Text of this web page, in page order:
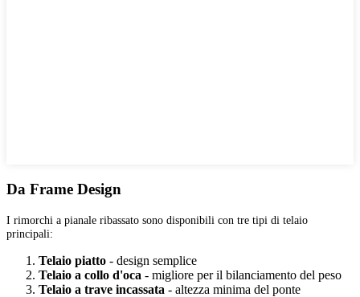
Da Frame Design
I rimorchi a pianale ribassato sono disponibili con tre tipi di telaio
principali:
Telaio piatto - design semplice
Telaio a collo d'oca - migliore per il bilanciamento del peso
Telaio a trave incassata - altezza minima del ponte